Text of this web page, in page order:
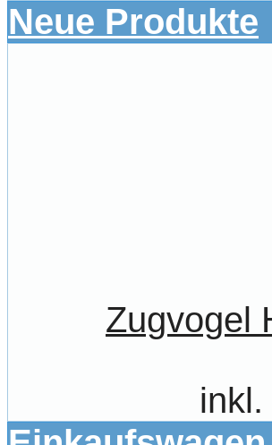
Neue Produkte
Zugvogel